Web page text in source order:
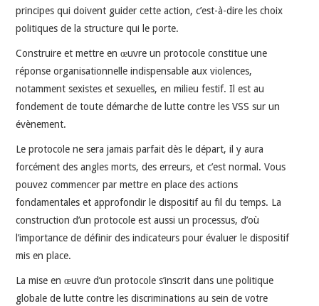
principes qui doivent guider cette action, c’est-à-dire les choix
politiques de la structure qui le porte.
Construire et mettre en œuvre un protocole constitue une
réponse organisationnelle indispensable aux violences,
notamment sexistes et sexuelles, en milieu festif. Il est au
fondement de toute démarche de lutte contre les VSS sur un
évènement.
Le protocole ne sera jamais parfait dès le départ, il y aura
forcément des angles morts, des erreurs, et c’est normal. Vous
pouvez commencer par mettre en place des actions
fondamentales et approfondir le dispositif au fil du temps. La
construction d’un protocole est aussi un processus, d’où
l’importance de définir des indicateurs pour évaluer le dispositif
mis en place.
La mise en œuvre d’un protocole s’inscrit dans une politique
globale de lutte contre les discriminations au sein de votre